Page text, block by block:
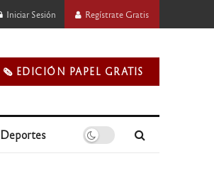
Iniciar Sesión Regístrate Gratis
🗞️ EDICIÓN PAPEL GRATIS
Deportes